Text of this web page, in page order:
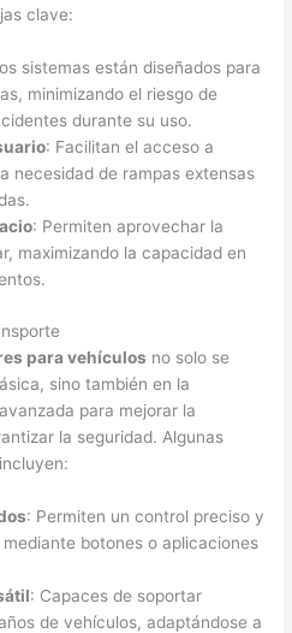
clave:
sistemas están diseñados para
minimizando el riesgo de
durante su uso.
: Facilitan el acceso a
necesidad de rampas extensas
: Permiten aprovechar la
maximizando la capacidad en
para vehículos no solo se
sino también en la
para mejorar la
la seguridad. Algunas
: Permiten un control preciso y
botones o aplicaciones
: Capaces de soportar
de vehículos, adaptándose a